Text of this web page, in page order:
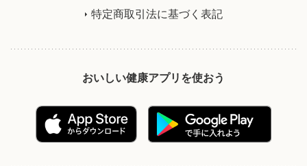
特定商取引法に基づく表記
おいしい健康アプリを使おう